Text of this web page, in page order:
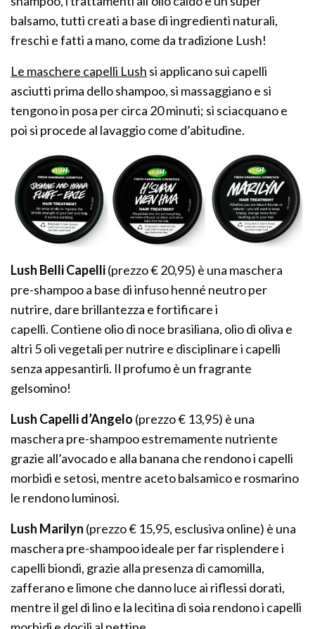
balsamo, tutti creati a base di ingredienti naturali,
freschi e fatti a mano, come da tradizione Lush!
Le maschere capelli Lush si applicano sui capelli
asciutti prima dello shampoo, si massaggiano e si
tengono in posa per circa 20 minuti; si sciacquano e
poi si procede al lavaggio come d’abitudine.
Lush Belli Capelli(prezzo € 20,95) è una maschera
pre-shampoo a base di infuso henné neutro per
nutrire, dare brillantezza e fortificare i
capelli. Contiene olio di noce brasiliana, olio di oliva e
altri 5 oli vegetali per nutrire e disciplinare i capelli
senza appesantirli. Il profumo è un fragrante
gelsomino!
Lush Capelli d’Angelo (prezzo € 13,95) è una
maschera pre-shampoo estremamente nutriente
grazie all’avocado e alla banana che rendono i capelli
morbidi e setosi, mentre aceto balsamico e rosmarino
le rendono luminosi.
Lush Marilyn (prezzo € 15,95, esclusiva online) è una
maschera pre-shampoo ideale per far risplendere i
capelli biondi, grazie alla presenza di camomilla,
zafferano e limone che danno luce ai riflessi dorati,
mentre il gel di lino e la lecitina di soia rendono i capelli